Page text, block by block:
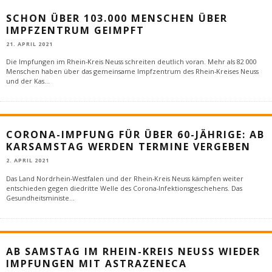
SCHON ÜBER 103.000 MENSCHEN ÜBER
IMPFZENTRUM GEIMPFT
21. APRIL 2021
Die Impfungen im Rhein-Kreis Neuss schreiten deutlich voran. Mehr als 82 000
Menschen haben über das gemeinsame Impfzentrum des Rhein-Kreises Neuss
und der Kas...
CORONA-IMPFUNG FÜR ÜBER 60-JÄHRIGE: AB
KARSAMSTAG WERDEN TERMINE VERGEBEN
2. APRIL 2021
Das Land Nordrhein-Westfalen und der Rhein-Kreis Neuss kämpfen weiter
entschieden gegen diedritte Welle des Corona-Infektionsgeschehens. Das
Gesundheitsministe
AB SAMSTAG IM RHEIN-KREIS NEUSS WIEDER
IMPFUNGEN MIT ASTRAZENECA